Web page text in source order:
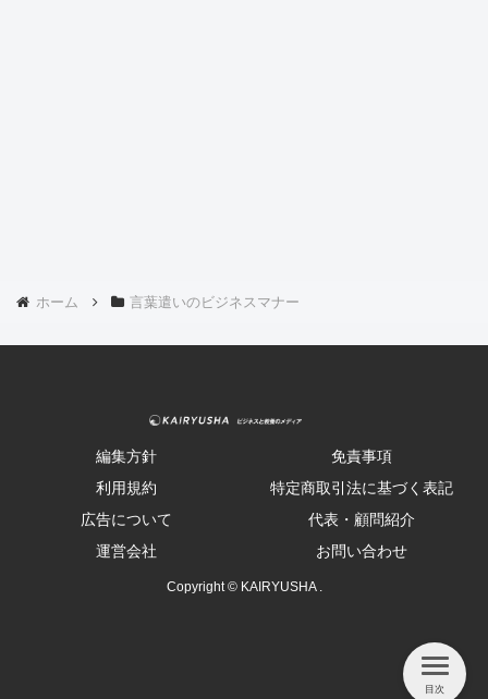
ホーム 言葉遣いのビジネスマナー
編集方針
免責事項
利用規約
特定商取引法に基づく表記
広告について
代表・顧問紹介
運営会社
お問い合わせ
Copyright © KAIRYUSHA .
目次